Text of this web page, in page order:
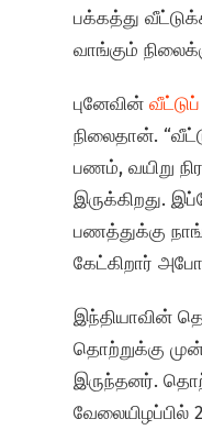
பக்கத்து
வாங்கும்
புனேவின்
நிலைதான்.
பணம், வயிறு
இருக்கிறது.
பணத்துக்கு
கேட்கிறார்
இந்தியாவின்
தொற்றுக்கு
இருந்தனர்.